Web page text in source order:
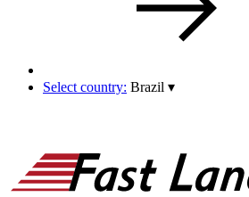
Select country: Brazil ▾